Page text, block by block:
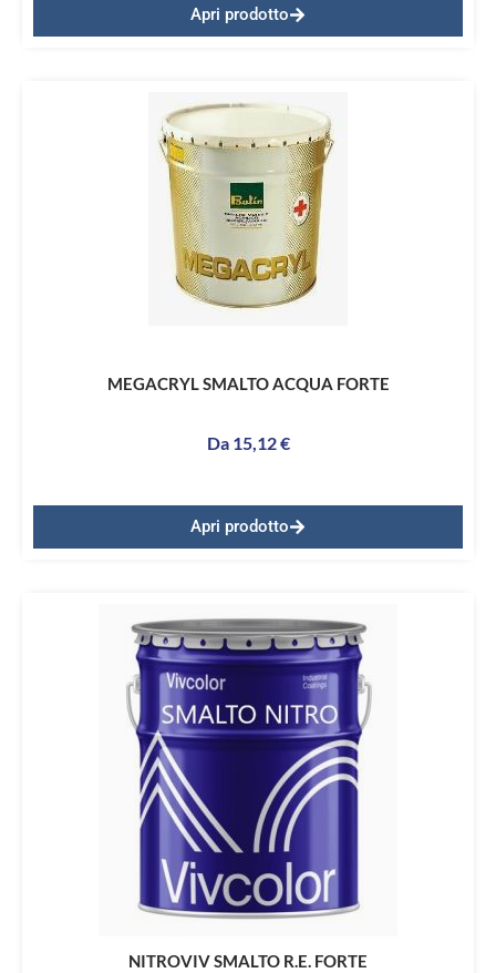
Apri prodotto
MEGACRYL SMALTO ACQUA FORTE
Da 15,12€
Apri prodotto
NITROVIV SMALTO R.E. FORTE